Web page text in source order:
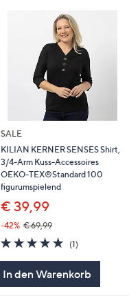
SALE
KILIAN KERNER SENSES Shirt,
3/4-Arm Kuss-Accessoires
OEKO-TEX®Standard 100
figurumspielend
€ 39,99
-42% € 69,99
5.0
von
(1)1
In den Warenkorb